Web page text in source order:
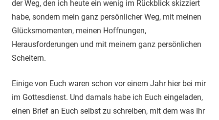
der Weg, den ich heute ein wenig im Rückblick skizziert
habe, sondern mein ganz persönlicher Weg, mit meinen
Glücksmomenten, meinen Hoffnungen,
Herausforderungen und mit meinem ganz persönlichen
Scheitern.
Einige von Euch waren schon vor einem Jahr hier bei mir
im Gottesdienst. Und damals habe ich Euch eingeladen,
einen Brief an Euch selbst zu schreiben, mit dem was Ihr